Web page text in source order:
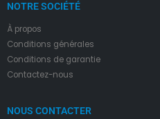
NOTRE SOCIÉTÉ
À propos
Conditions générales
Conditions de garantie
Contactez-nous
NOUS CONTACTER